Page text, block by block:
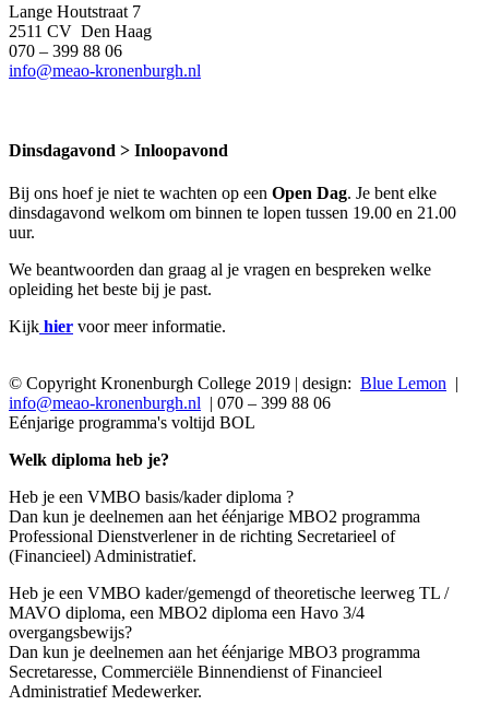
Lange Houtstraat 7
2511 CV Den Haag
070 – 399 88 06
info@meao-kronenburgh.nl
Dinsdagavond > Inloopavond
Bij ons hoef je niet te wachten op een Open Dag. Je bent elke
dinsdagavond welkom om binnen te lopen tussen 19.00 en 21.00
uur.
We beantwoorden dan graag al je vragen en bespreken welke
opleiding het beste bij je past.
Kijk hier voor meer informatie.
© Copyright Kronenburgh College 2019 | design: Blue Lemon |
info@meao-kronenburgh.nl | 070 – 399 88 06
Eénjarige programma's voltijd BOL
Welk diploma heb je?
Heb je een VMBO basis/kader diploma ?
Dan kun je deelnemen aan het éénjarige MBO2 programma
Professional Dienstverlener in de richting Secretarieel of
(Financieel) Administratief.
Heb je een VMBO kader/gemengd of theoretische leerweg TL /
MAVO diploma, een MBO2 diploma een Havo 3/4
overgangsbewijs?
Dan kun je deelnemen aan het éénjarige MBO3 programma
Secretaresse, Commerciële Binnendienst of Financieel
Administratief Medewerker.